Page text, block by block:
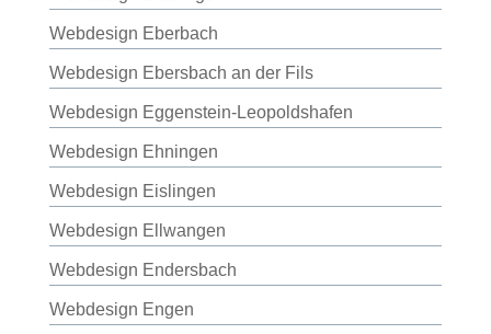
Webdesign Eberbach
Webdesign Ebersbach an der Fils
Webdesign Eggenstein-Leopoldshafen
Webdesign Ehningen
Webdesign Eislingen
Webdesign Ellwangen
Webdesign Endersbach
Webdesign Engen